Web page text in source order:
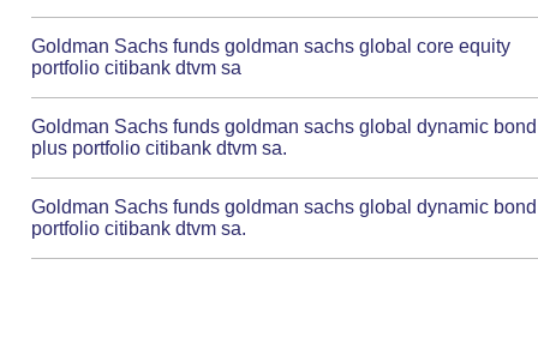
Goldman Sachs funds goldman sachs global core equity
portfolio citibank dtvm sa
Goldman Sachs funds goldman sachs global dynamic bond
plus portfolio citibank dtvm sa.
Goldman Sachs funds goldman sachs global dynamic bond
portfolio citibank dtvm sa.